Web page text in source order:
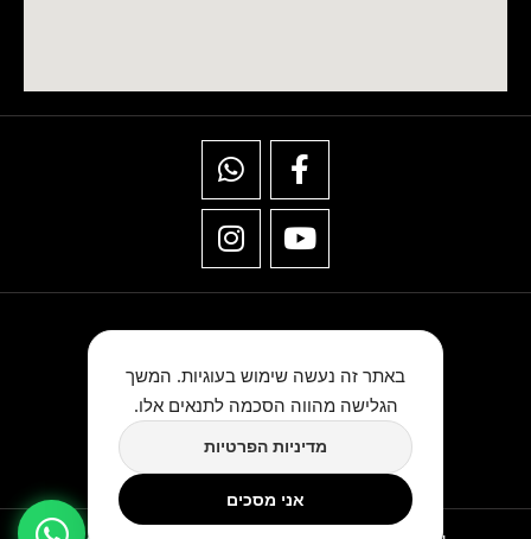
★★★★★
כתבו לנו ביקורת בגוגל
באתר זה נעשה שימוש בעוגיות. המשך
הגלישה מהווה הסכמה לתנאים אלו.
מדיניות הפרטיות
אני מסכים